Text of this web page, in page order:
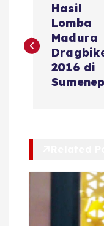
v
a
s
Hasil
Lomba
Madura
2016 di
Sumenep